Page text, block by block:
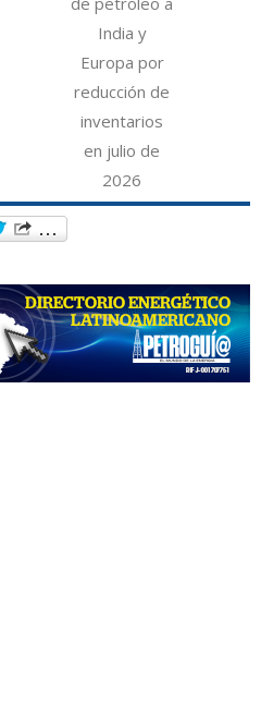
India y
Europa por
reducción de
inventarios
en julio de
2026